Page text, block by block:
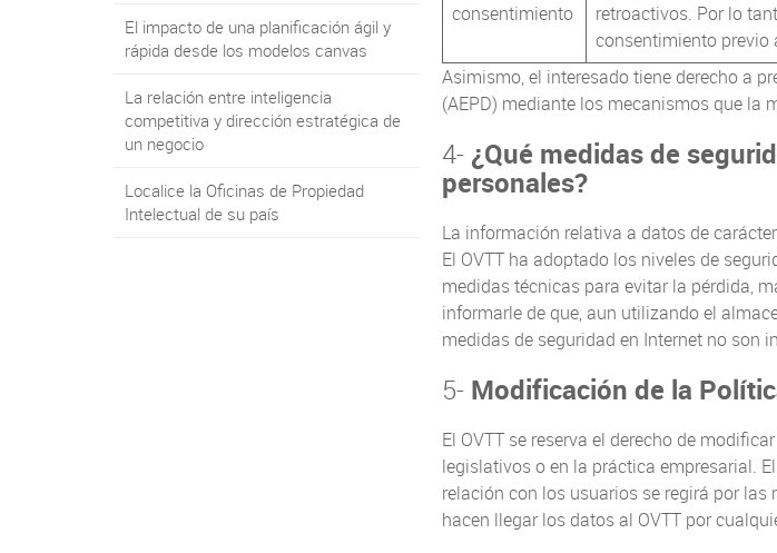
El impacto de una planificación ágil y
rápida desde los modelos canvas
La relación entre inteligencia
competitiva y dirección estratégica de
un negocio
Localice la Oficinas de Propiedad
Intelectual de su país
consentimiento
retroactivos. Por lo
consentimiento previo
Asimismo, el interesado tiene derecho a
(AEPD) mediante los mecanismos que la
4- ¿Qué medidas de
personales?
La información relativa a datos de
El OVTT ha adoptado los niveles de
medidas técnicas para evitar la pérdida,
informarle de que, aun utilizando el
medidas de seguridad en Internet no son
5- Modificación de la
El OVTT se reserva el derecho de
legislativos o en la práctica empresarial.
relación con los usuarios se regirá por
hacen llegar los datos al OVTT por